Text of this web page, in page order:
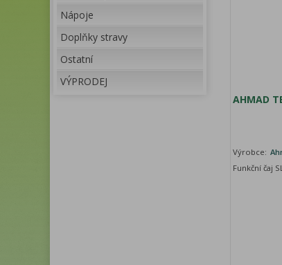
Nápoje
Doplňky stravy
Ostatní
VÝPRODEJ
AHMAD
Výrobce:
Funkční čaj